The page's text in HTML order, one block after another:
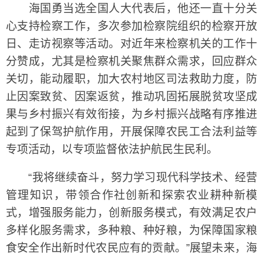
海国勇当选全国人大代表后，他还一直十分关
心支持检察工作，多次参加检察院组织的检察开放
日、走访视察等活动。对近年来检察机关的工作十
分赞成，尤其是检察机关聚焦群众需求，回应群众
关切，能动履职，加大农村地区司法救助力度，防
止因案致贫、因案返贫，推动巩固拓展脱贫攻坚成
果与乡村振兴有效衔接，为乡村振兴战略有序推进
起到了保驾护航作用，开展保障农民工合法利益等
专项活动，以专项监督依法护航民生民利。
“我将继续奋斗，努力学习现代科学技术、经营
管理知识，带领合作社创新和探索农业耕种新模
式，增强服务能力，创新服务模式，有效满足农户
多样化服务需求，多种粮、种好粮，为保障国家粮
食安全作出新时代农民应有的贡献。”展望未来，海